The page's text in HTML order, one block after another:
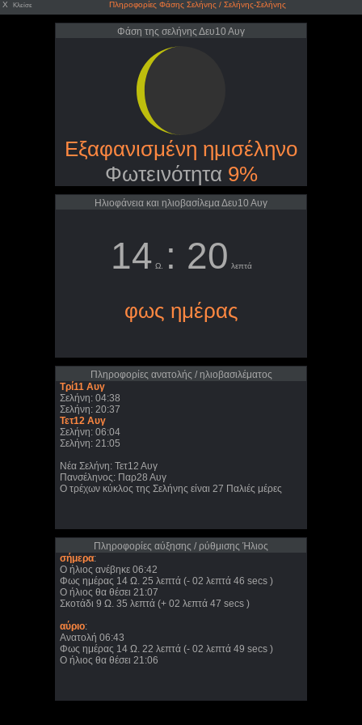
X Κλείσε Πληροφορίες Φάσης Σελήνης / Σελήνης-Σελήνης
Φάση της σελήνης Δευ10 Αυγ
Εξαφανισμένη ημισέληνο
Φωτεινότητα 9%
Ηλιοφάνεια και ηλιοβασίλεμα Δευ10 Αυγ
14 Ω. : 20 λεπτά
φως ημέρας
Πληροφορίες ανατολής / ηλιοβασιλέματος
Τρί11 Αυγ
Σελήνη: 04:38
Σελήνη: 20:37
Τετ12 Αυγ
Σελήνη: 06:04
Σελήνη: 21:05
Νέα Σελήνη: Τετ12 Αυγ
Πανσέληνος: Παρ28 Αυγ
Ο τρέχων κύκλος της Σελήνης είναι 27 Παλιές μέρες
Πληροφορίες αύξησης / ρύθμισης Ήλιος
σήμερα:
Ο ήλιος ανέβηκε 06:42
Φως ημέρας 14 Ω. 25 λεπτά (- 02 λεπτά 46 secs )
Ο ήλιος θα θέσει 21:07
Σκοτάδι 9 Ω. 35 λεπτά (+ 02 λεπτά 47 secs )
αύριο:
Ανατολή 06:43
Φως ημέρας 14 Ω. 22 λεπτά (- 02 λεπτά 49 secs )
Ο ήλιος θα θέσει 21:06